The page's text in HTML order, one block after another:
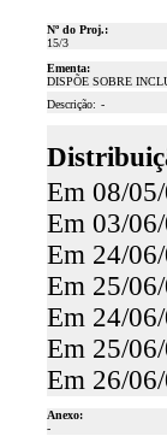
Nº do Proj.:
15/3
Ementa:
DISPÕE SOBRE
Descrição: -
Em 08/
Em 03/
Em 24/
Em 25/
Em 24/
Em 25/
Em 26/
Anexo:
-